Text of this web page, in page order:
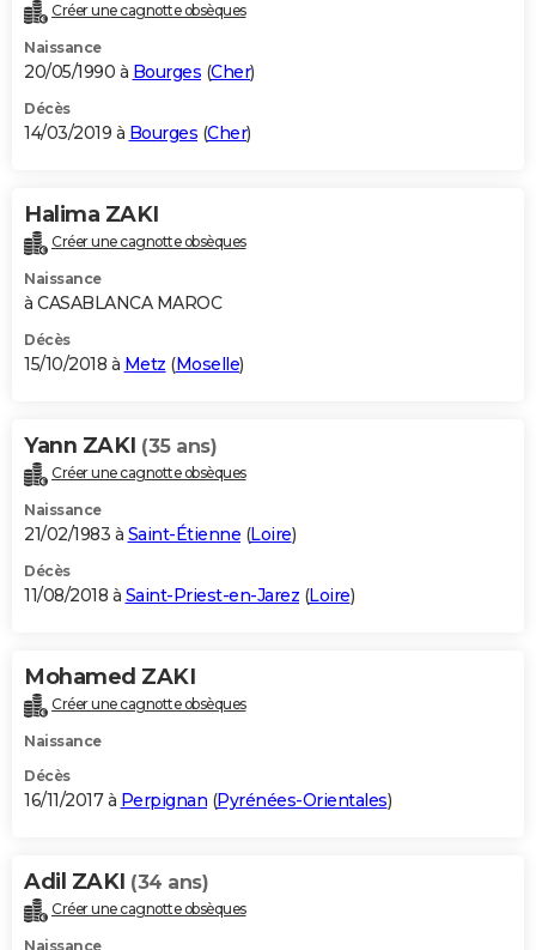
Créer une cagnotte obsèques
Naissance
20/05/1990 à Bourges (Cher)
Décès
14/03/2019 à Bourges (Cher)
Halima ZAKI
Créer une cagnotte obsèques
Naissance
à CASABLANCA MAROC
Décès
15/10/2018 à Metz (Moselle)
Yann ZAKI (35 ans)
Créer une cagnotte obsèques
Naissance
21/02/1983 à Saint-Étienne (Loire)
Décès
11/08/2018 à Saint-Priest-en-Jarez (Loire)
Mohamed ZAKI
Créer une cagnotte obsèques
Naissance
Décès
16/11/2017 à Perpignan (Pyrénées-Orientales)
Adil ZAKI (34 ans)
Créer une cagnotte obsèques
Naissance